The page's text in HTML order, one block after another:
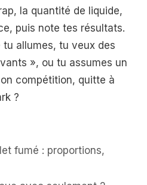
la quantité de liquide,
puis note tes résultats.
tu allumes, tu veux des
», ou tu assumes un
compétition, quitte à
?
fumé : proportions,